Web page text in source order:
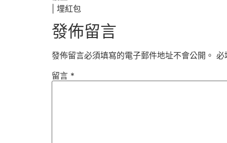
埋紅包
發佈留言
發佈留言必須填寫的電子郵件地址不會公開。 必
留言 *